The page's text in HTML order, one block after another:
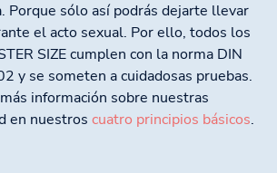
Porque sólo así podrás dejarte llevar
el acto sexual. Por ello, todos los
SIZE cumplen con la norma DIN
y se someten a cuidadosas pruebas.
información sobre nuestras
en nuestros cuatro principios básicos.